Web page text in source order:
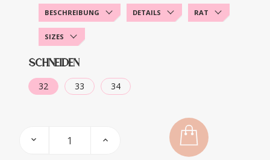
BESCHREIBUNG DETAILS RAT
SIZES
SCHNEIDEN
32 33 34